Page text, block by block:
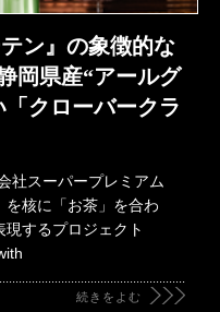
ン』の象徴的な
岡県産“アールグ
クローバークラ
社スーパープレミアム
を核に「お茶」を合わ
するプロジェクト
続きをよむ